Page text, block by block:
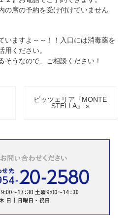
席の予約を受け付けていません
いますよ～～！！入口には消毒薬を
用ください。
そうなので、ご相談ください！
ピッツェリア『MONTE
STELLA』 »